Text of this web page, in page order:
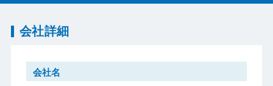
会社詳細
会社名